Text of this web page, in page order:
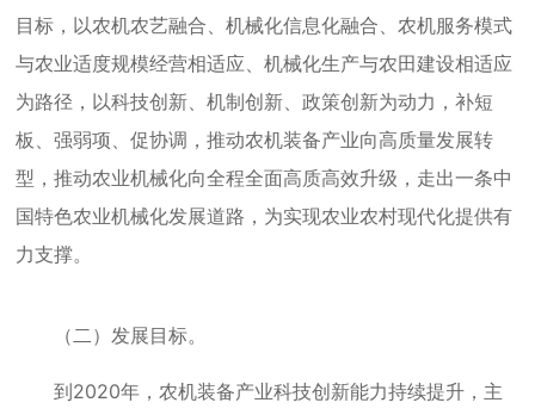
目标，以农机农艺融合、机械化信息化融合、农机服务模式
与农业适度规模经营相适应、机械化生产与农田建设相适应
为路径，以科技创新、机制创新、政策创新为动力，补短
板、强弱项、促协调，推动农机装备产业向高质量发展转
型，推动农业机械化向全程全面高质高效升级，走出一条中
国特色农业机械化发展道路，为实现农业农村现代化提供有
力支撑。
（二）发展目标。
到2020年，农机装备产业科技创新能力持续提升，主